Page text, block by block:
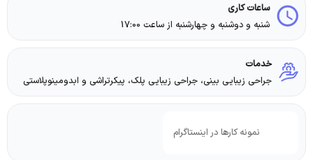
ساعات کاری
شنبه و دوشنبه و چهارشنبه از ساعت 17:00
خدمات
جراحی زیبایی بینی، جراحی زیبایی پلک، پیکرتراشی و ابدومینوپلاستی
نمونه کارها در اینستاگرام